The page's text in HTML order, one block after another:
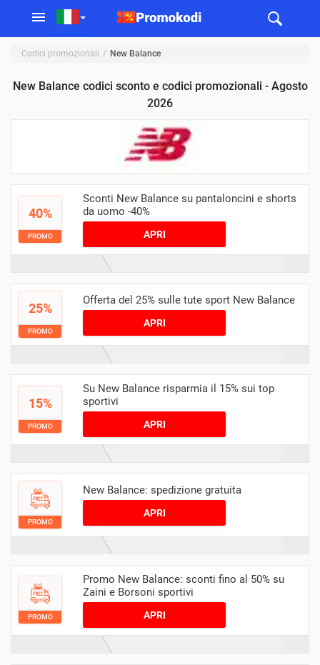
Codici promozionali New Balance
New Balance codici sconto e codici promozionali - Agosto
2026
40%
PROMO
Sconti New Balance su pantaloncini e shorts
da uomo -40%
APRI
25%
PROMO
Offerta del 25% sulle tute sport New Balance
APRI
15%
PROMO
Su New Balance risparmia il 15% sui top
sportivi
APRI
PROMO
New Balance: spedizione gratuita
APRI
PROMO
Promo New Balance: sconti fino al 50% su
Zaini e Borsoni sportivi
APRI